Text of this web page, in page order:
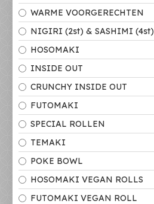
CONTACT
WARME VOORGERECHTEN
NIGIRI (2st) & SASHIMI (4st)
HOSOMAKI
INSIDE OUT
CRUNCHY INSIDE OUT
FUTOMAKI
SPECIAL ROLLEN
TEMAKI
POKE BOWL
HOSOMAKI VEGAN ROLLS
FUTOMAKI VEGAN ROLL